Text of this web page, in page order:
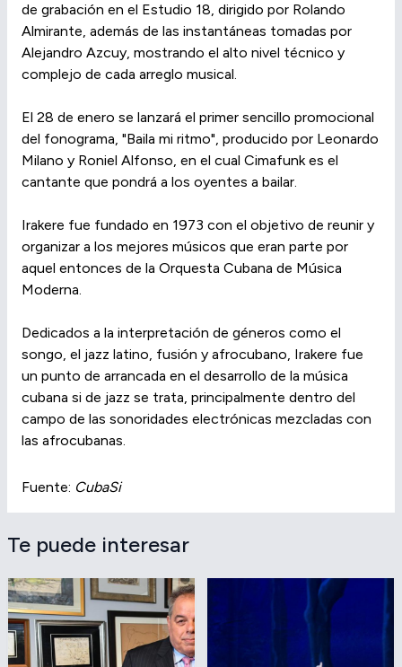
de grabación en el Estudio 18, dirigido por Rolando
Almirante, además de las instantáneas tomadas por
Alejandro Azcuy, mostrando el alto nivel técnico y
complejo de cada arreglo musical.
El 28 de enero se lanzará el primer sencillo promocional
del fonograma, "Baila mi ritmo", producido por Leonardo
Milano y Roniel Alfonso, en el cual Cimafunk es el
cantante que pondrá a los oyentes a bailar.
Irakere fue fundado en 1973 con el objetivo de reunir y
organizar a los mejores músicos que eran parte por
aquel entonces de la Orquesta Cubana de Música
Moderna.
Dedicados a la interpretación de géneros como el
songo, el jazz latino, fusión y afrocubano, Irakere fue
un punto de arrancada en el desarrollo de la música
cubana si de jazz se trata, principalmente dentro del
campo de las sonoridades electrónicas mezcladas con
las afrocubanas.
Fuente: CubaSi
Te puede interesar